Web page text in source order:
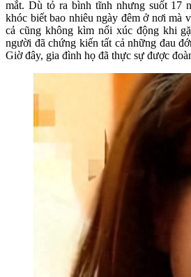
mắt. Dù tỏ ra bình tĩnh nhưng suốt 17
khóc biết bao nhiêu ngày đêm ở nơi mà
cả cũng không kìm nổi xúc động khi
người đã chứng kiến tất cả những đau
Giờ đây, gia đình họ đã thực sự được